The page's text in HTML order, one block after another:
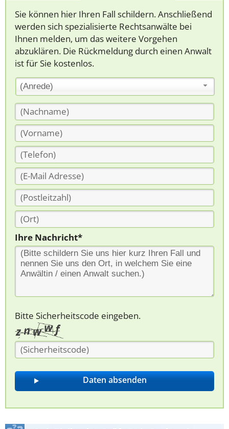
Sie können hier Ihren Fall schildern. Anschließend
werden sich spezialisierte Rechtsanwälte bei
Ihnen melden, um das weitere Vorgehen
abzuklären. Die Rückmeldung durch einen Anwalt
ist für Sie kostenlos.
(Anrede)
Ihre Nachricht*
Bitte Sicherheitscode eingeben.